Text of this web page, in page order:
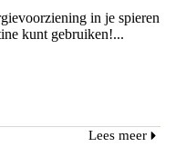
in je spieren
kunt gebruiken!...
Lees meer